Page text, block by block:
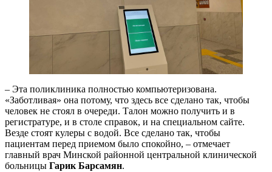
– Эта поликлиника полностью компьютеризована.
«Заботливая» она потому, что здесь все сделано так, чтобы
человек не стоял в очереди. Талон можно получить и в
регистратуре, и в столе справок, и на специальном сайте.
Везде стоят кулеры с водой. Все сделано так, чтобы
пациентам перед приемом было спокойно, – отмечает
главный врач Минской районной центральной клинической
больницы Гарик Барсамян.